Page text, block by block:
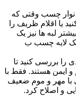
نوار چسب وقتی که
یا اقلام ظریف را
لبه ‌ها نیز یک
یک لایه چسب ب
را بررسی کنید تا
ایمن هستند. فقط با
با مهر و موم ضعیف
و اصلاح کرد.